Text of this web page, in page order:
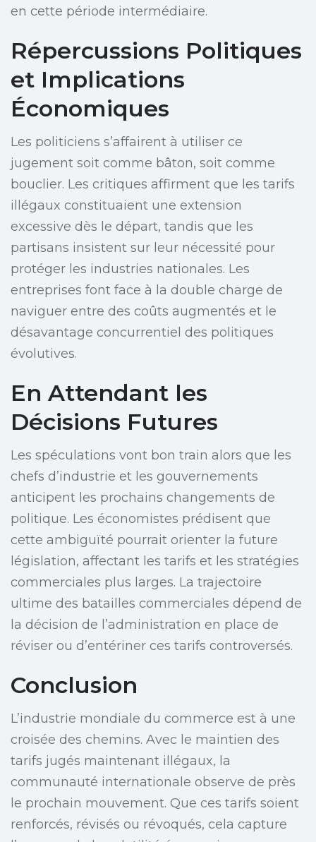
en cette période intermédiaire.
Répercussions Politiques
et Implications
Économiques
Les politiciens s’affairent à utiliser ce
jugement soit comme bâton, soit comme
bouclier. Les critiques affirment que les tarifs
illégaux constituaient une extension
excessive dès le départ, tandis que les
partisans insistent sur leur nécessité pour
protéger les industries nationales. Les
entreprises font face à la double charge de
naviguer entre des coûts augmentés et le
désavantage concurrentiel des politiques
évolutives.
En Attendant les
Décisions Futures
Les spéculations vont bon train alors que les
chefs d’industrie et les gouvernements
anticipent les prochains changements de
politique. Les économistes prédisent que
cette ambiguïté pourrait orienter la future
législation, affectant les tarifs et les stratégies
commerciales plus larges. La trajectoire
ultime des batailles commerciales dépend de
la décision de l’administration en place de
réviser ou d’entériner ces tarifs controversés.
Conclusion
L’industrie mondiale du commerce est à une
croisée des chemins. Avec le maintien des
tarifs jugés maintenant illégaux, la
communauté internationale observe de près
le prochain mouvement. Que ces tarifs soient
renforcés, révisés ou révoqués, cela capture